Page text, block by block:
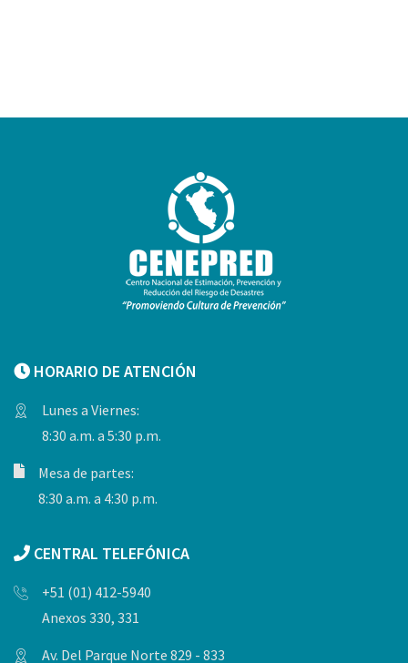
HORARIO DE ATENCIÓN
Lunes a Viernes:
8:30 a.m. a 5:30 p.m.
Mesa de partes:
8:30 a.m. a 4:30 p.m.
CENTRAL TELEFÓNICA
+51 (01) 412-5940
Anexos 330, 331
Av. Del Parque Norte 829 - 833